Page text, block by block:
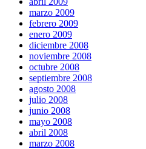
marzo 2009
febrero 2009
enero 2009
diciembre 2008
noviembre 2008
octubre 2008
septiembre 2008
agosto 2008
julio 2008
junio 2008
mayo 2008
abril 2008
marzo 2008